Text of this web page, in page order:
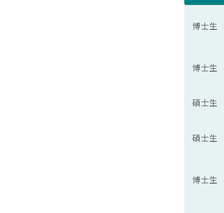
博士生
博士生
碩士生
碩士生
博士生